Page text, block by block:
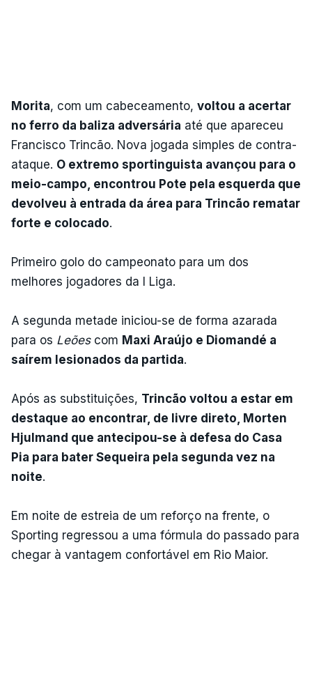
Morita, com um cabeceamento, voltou a acertar
no ferro da baliza adversária até que apareceu
Francisco Trincão. Nova jogada simples de contra-
ataque. O extremo sportinguista avançou para o
meio-campo, encontrou Pote pela esquerda que
devolveu à entrada da área para Trincão rematar
forte e colocado.
Primeiro golo do campeonato para um dos
melhores jogadores da I Liga.
A segunda metade iniciou-se de forma azarada
para os Leõescom Maxi Araújo e Diomandé a
saírem lesionados da partida.
Após as substituições, Trincão voltou a estar em
destaque ao encontrar, de livre direto, Morten
Hjulmand que antecipou-se à defesa do Casa
Pia para bater Sequeira pela segunda vez na
noite.
Em noite de estreia de um reforço na frente, o
Sporting regressou a uma fórmula do passado para
chegar à vantagem confortável em Rio Maior.